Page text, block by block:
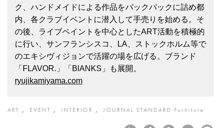
ク、ハンドメイドによる作品をバックパックに詰め都
内、各クラブイベントに潜入して手売りを始める。そ
の後、ライブペイントを中心としたART活動を積極的
に行い、サンフランシスコ、LA、ストックホルム等で
のエキシヴィジョンで活躍の場を広げる。ブランド
「FLAVOR.」「BlANKS」も展開。
ryujikamiyama.com
ART EVENT INTERIOR JOURNAL STANDARD Furniture